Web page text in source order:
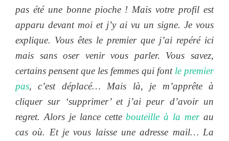
pas été une bonne pioche ! Mais votre profil est
apparu devant moi et j’y ai vu un signe. Je vous
explique. Vous êtes le premier que j’ai repéré ici
mais sans oser venir vous parler. Vous savez,
certains pensent que les femmes qui font le premier
pas, c’est déplacé… Mais là, je m’apprête à
cliquer sur ‘supprimer’ et j’ai peur d’avoir un
regret. Alors je lance cettebouteille à la merau
cas où. Et je vous laisse une adresse mail… La